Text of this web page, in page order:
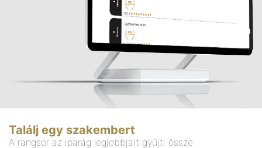
Találj egy szakembert
A rangsor az iparág legjobbjait gyűjti össze